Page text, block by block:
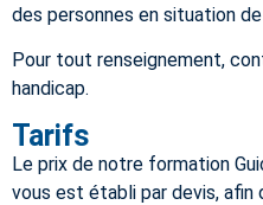
des personnes en situation de
Pour tout renseignement,
handicap.
Tarifs
Le prix de notre formation
vous est établi par devis, afin